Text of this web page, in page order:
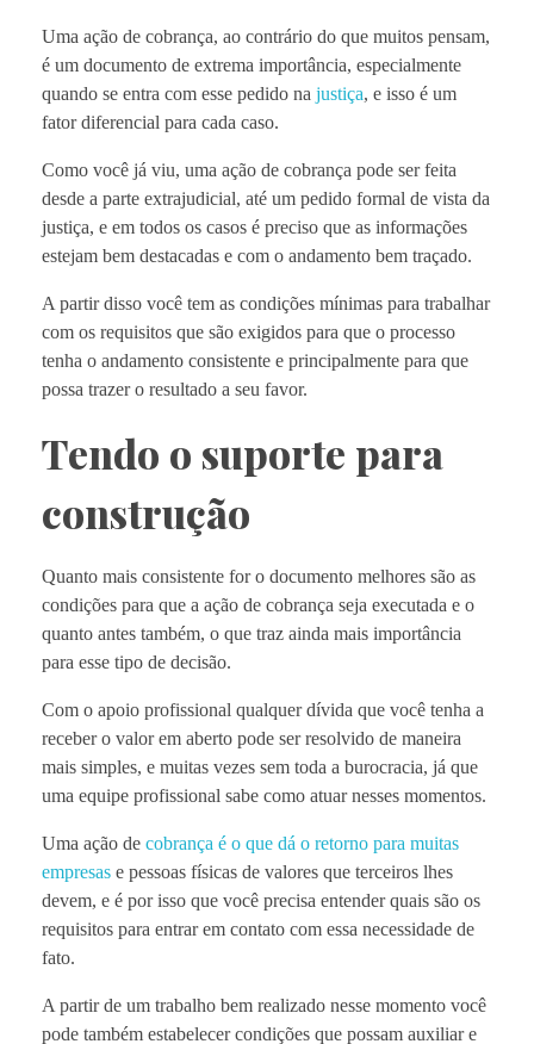
Uma ação de cobrança, ao contrário do que muitos pensam,
é um documento de extrema importância, especialmente
quando se entra com esse pedido na justiça, e isso é um
fator diferencial para cada caso.
Como você já viu, uma ação de cobrança pode ser feita
desde a parte extrajudicial, até um pedido formal de vista da
justiça, e em todos os casos é preciso que as informações
estejam bem destacadas e com o andamento bem traçado.
A partir disso você tem as condições mínimas para trabalhar
com os requisitos que são exigidos para que o processo
tenha o andamento consistente e principalmente para que
possa trazer o resultado a seu favor.
Tendo o suporte para
construção
Quanto mais consistente for o documento melhores são as
condições para que a ação de cobrança seja executada e o
quanto antes também, o que traz ainda mais importância
para esse tipo de decisão.
Com o apoio profissional qualquer dívida que você tenha a
receber o valor em aberto pode ser resolvido de maneira
mais simples, e muitas vezes sem toda a burocracia, já que
uma equipe profissional sabe como atuar nesses momentos.
Uma ação de cobrança é o que dá o retorno para muitas
empresas e pessoas físicas de valores que terceiros lhes
devem, e é por isso que você precisa entender quais são os
requisitos para entrar em contato com essa necessidade de
fato.
A partir de um trabalho bem realizado nesse momento você
pode também estabelecer condições que possam auxiliar e